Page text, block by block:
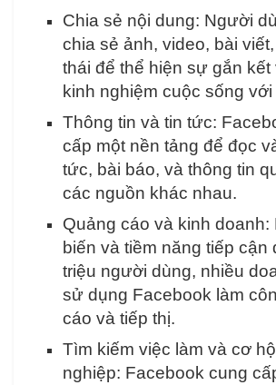
Chia sẻ nội dung: Người
chia sẻ ảnh, video, bài
thái để thể hiện sự gắn kết
kinh nghiệm cuộc sống
Thông tin và tin tức:
cấp một nền tảng để đọc
tức, bài báo, và thông tin
các nguồn khác nhau.
Quảng cáo và kinh doanh:
biến và tiềm năng tiếp cận
triệu người dùng, nhiều
sử dụng Facebook làm
cáo và tiếp thị.
Tìm kiếm việc làm và cơ
nghiệp: Facebook cung